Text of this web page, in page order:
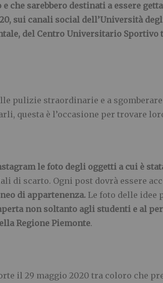
sarebbero destinati a essere
sui canali social dell’Università
del Centro Universitario Sportivo
pulizie straordinarie e a
questa è l’occasione per trovare
le foto degli oggetti a cui è
scarto. Ogni post dovrà essere
di appartenenza. Le foto delle idee
non soltanto agli studenti e al
Regione Piemonte.
il 29 maggio 2020 tra coloro che